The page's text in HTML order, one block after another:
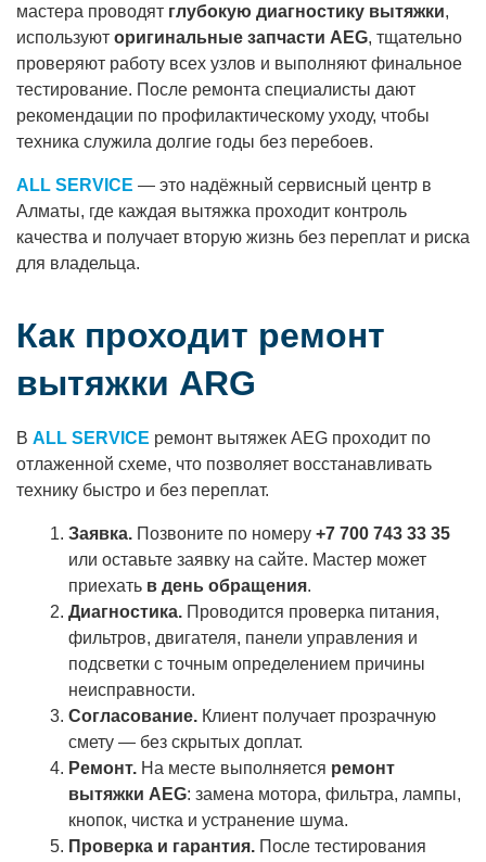
мастера проводят глубокую диагностику вытяжки,
используют оригинальные запчасти AEG, тщательно
проверяют работу всех узлов и выполняют финальное
тестирование. После ремонта специалисты дают
рекомендации по профилактическому уходу, чтобы
техника служила долгие годы без перебоев.
ALL SERVICE — это надёжный сервисный центр в
Алматы, где каждая вытяжка проходит контроль
качества и получает вторую жизнь без переплат и риска
для владельца.
Как проходит ремонт
вытяжки ARG
В ALL SERVICE ремонт вытяжек AEG проходит по
отлаженной схеме, что позволяет восстанавливать
технику быстро и без переплат.
Заявка. Позвоните по номеру +7 700 743 33 35
или оставьте заявку на сайте. Мастер может
приехать в день обращения.
Диагностика. Проводится проверка питания,
фильтров, двигателя, панели управления и
подсветки с точным определением причины
неисправности.
Согласование. Клиент получает прозрачную
смету — без скрытых доплат.
Ремонт. На месте выполняется ремонт
вытяжки AEG: замена мотора, фильтра, лампы,
кнопок, чистка и устранение шума.
Проверка и гарантия. После тестирования